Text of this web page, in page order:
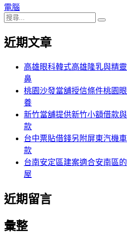
導
覽
章:
電腦
搜
關
近期文章
高雄眼科韓式高雄隆乳與精
鼻
桃園沙發當舖授信條件桃園
養
新竹當舖提供新竹小額借款
款
台中票貼借錢另附屏東汽機
款
台南安定區建案適合安南區
屋
近期留言
彙整